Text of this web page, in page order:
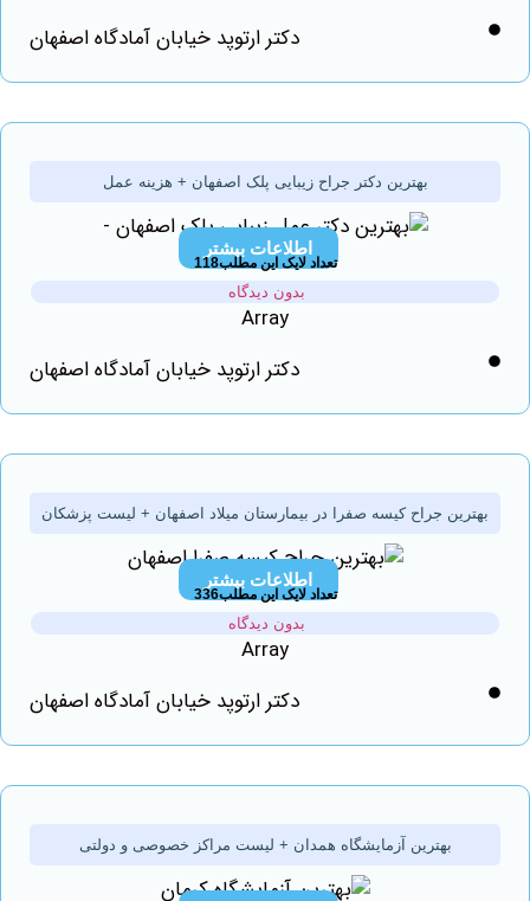
دکتر ارتوپد خیابان آمادگاه اصفهان
بهترین دکتر جراح زیبایی پلک اصفهان + هزینه عمل
اطلاعات بیشتر
تعداد لایک این مطلب118
بدون دیدگاه
دکتر ارتوپد خیابان آمادگاه اصفهان
جراح کیسه صفرا در بیمارستان میلاد اصفهان + لیست پزشکان
اطلاعات بیشتر
تعداد لایک این مطلب336
بدون دیدگاه
دکتر ارتوپد خیابان آمادگاه اصفهان
بهترين آزمايشگاه همدان + لیست مراکز خصوصی و دولتی